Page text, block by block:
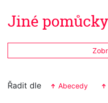
Jiné
Řadit dle Abecedy